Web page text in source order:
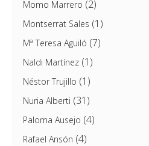
Momo Marrero (2)
Montserrat Sales (1)
Mª Teresa Aguiló (7)
Naldi Martínez(1)
Néstor Trujillo (1)
Nuria Alberti (31)
Paloma Ausejo (4)
Rafael Ansón (4)